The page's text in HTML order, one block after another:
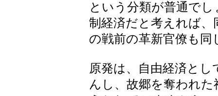
という分類が普通で
制経済だと考えれば
の戦前の革新官僚も同
原発は、自由経済と
んし、故郷を奪われ